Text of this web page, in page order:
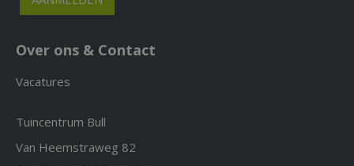
Over ons & Contact
Vacatures
Tuincentrum Bull
Van Heemstraweg 82